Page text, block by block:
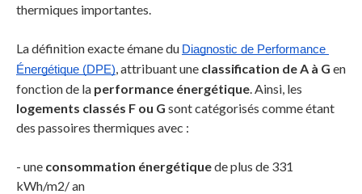
thermiques importantes.
La définition exacte émane du Diagnostic de Performance
Énergétique (DPE), attribuant une classification de A à G en
fonction de la performance énergétique. Ainsi, les
logements classés F ou G sont catégorisés comme étant
des passoires thermiques avec :
- une consommation énergétiquede plus de 331
kWh/m2/ an